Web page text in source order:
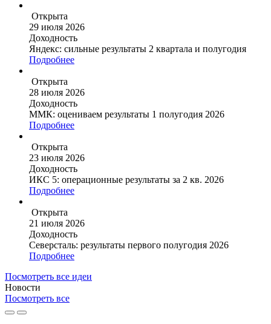
Открыта
29 июля 2026
Доходность
Яндекс: сильные результаты 2 квартала и полугодия
Подробнее
Открыта
28 июля 2026
Доходность
ММК: оцениваем результаты 1 полугодия 2026
Подробнее
Открыта
23 июля 2026
Доходность
ИКС 5: операционные результаты за 2 кв. 2026
Подробнее
Открыта
21 июля 2026
Доходность
Северсталь: результаты первого полугодия 2026
Подробнее
Посмотреть все идеи
Новости
Посмотреть все